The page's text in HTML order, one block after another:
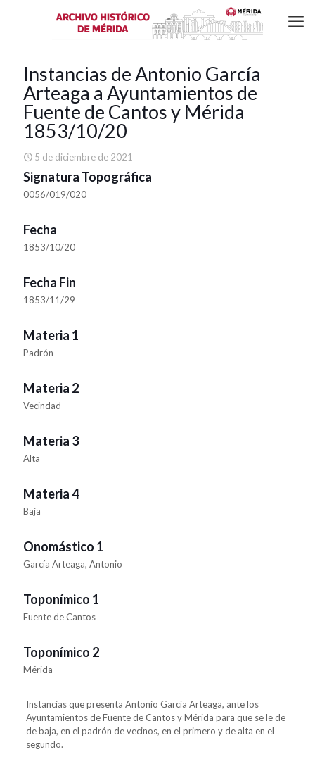
Instancias de Antonio García
Arteaga a Ayuntamientos de
Fuente de Cantos y Mérida
1853/10/20
5 de diciembre de 2021
Signatura Topográfica
0056/019/020
Fecha
1853/10/20
Fecha Fin
1853/11/29
Materia 1
Padrón
Materia 2
Vecindad
Materia 3
Alta
Materia 4
Baja
Onomástico 1
García Arteaga, Antonio
Toponímico 1
Fuente de Cantos
Toponímico 2
Mérida
Instancias que presenta Antonio García Arteaga, ante los
Ayuntamientos de Fuente de Cantos y Mérida para que se le de
de baja, en el padrón de vecinos, en el primero y de alta en el
segundo.